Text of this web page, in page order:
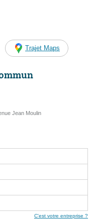
Trajet Maps
Jean Moulin
C'est votre entreprise ?